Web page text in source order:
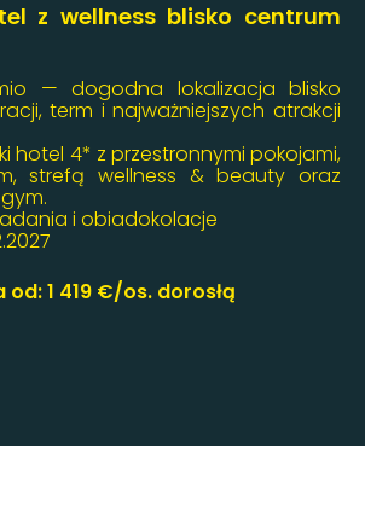
z wellness blisko centrum
— dogodna lokalizacja blisko
term i najważniejszych atrakcji
hotel 4* z przestronnymi pokojami,
strefą wellness & beauty oraz
i obiadokolacje
od: 1 419 €/os. dorosłą